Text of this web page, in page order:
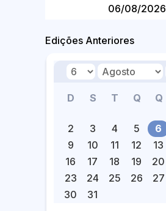
06/08/2026
Edições Anteriores
D S T Q Q
2
3 4 5 6
9
10 11 12 13
16
17 18 19 20
23
24 25 26 27
30
31